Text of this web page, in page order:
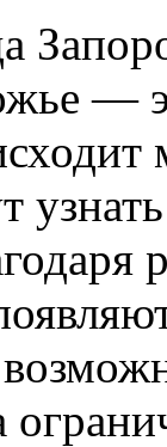
—